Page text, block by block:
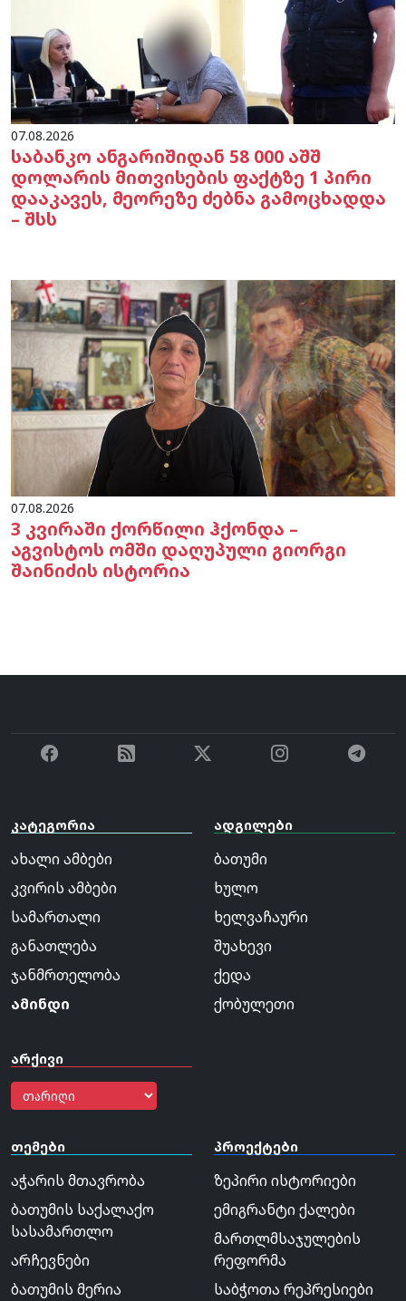
07.08.2026
საბანკო ანგარიშიდან 58 000 აშშ
დოლარის მითვისების ფაქტზე 1 პირი
დააკავეს, მეორეზე ძებნა გამოცხადდა
– შსს
07.08.2026
3 კვირაში ქორწილი ჰქონდა –
აგვისტოს ომში დაღუპული გიორგი
შაინიძის ისტორია
კატეგორია
ახალი ამბები
კვირის ამბები
სამართალი
განათლება
ჯანმრთელობა
ამინდი
არქივი
ადგილები
ბათუმი
ხულო
ხელვაჩაური
შუახევი
ქედა
ქობულეთი
თემები
აჭარის მთავრობა
ბათუმის საქალაქო
სასამართლო
არჩევნები
ბათუმის მერია
პროექტები
ზეპირი ისტორიები
ემიგრანტი ქალები
მართლმსაჯულების
რეფორმა
საბჭოთა რეპრესიები